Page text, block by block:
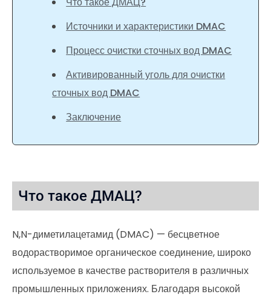
Источники и характеристики DMAC
Процесс очистки сточных вод DMAC
Активированный уголь для очистки
сточных вод DMAC
Заключение
Что такое ДМАЦ?
N,N-диметилацетамид (DMAC) — бесцветное
водорастворимое органическое соединение, широко
используемое в качестве растворителя в различных
промышленных приложениях. Благодаря высокой